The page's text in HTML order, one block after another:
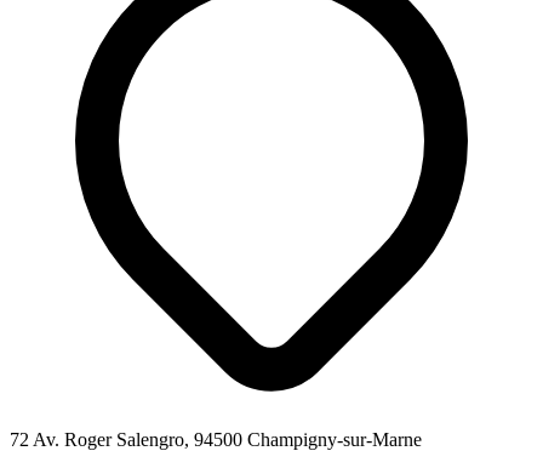
72 Av. Roger Salengro, 94500 Champigny-sur-Marne